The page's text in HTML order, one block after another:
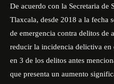
De acuerdo con la Secretaria de
Tlaxcala, desde 2018 a la fecha
de emergencia contra delitos de
reducir la incidencia delictiva en
en 3 de los delitos antes
que presenta un aumento